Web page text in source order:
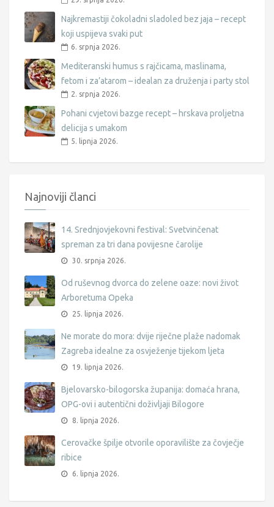
Najkremastiji čokoladni sladoled bez jaja – recept
koji uspijeva svaki put
6. srpnja 2026.
Mediteranski humus s rajčicama, maslinama,
fetom i za’atarom – idealan za druženja i party stol
2. srpnja 2026.
Pohani cvjetovi bazge recept – hrskava proljetna
delicija s umakom
5. lipnja 2026.
Najnoviji članci
14. Srednjovjekovni festival: Svetvinčenat
spreman za tri dana povijesne čarolije
30. srpnja 2026.
Od ruševnog dvorca do zelene oaze: novi život
Arboretuma Opeka
25. lipnja 2026.
Ne morate do mora: dvije riječne plaže nadomak
Zagreba idealne za osvježenje tijekom ljeta
19. lipnja 2026.
Bjelovarsko-bilogorska županija: domaća hrana,
OPG-ovi i autentični doživljaji Bilogore
8. lipnja 2026.
Cerovačke špilje otvorile oporavilište za čovječje
ribice
6. lipnja 2026.